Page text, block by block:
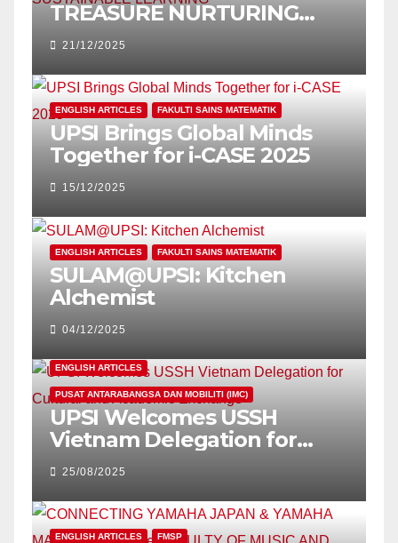
TREASURE NURTURING
YOUNG MINDS THROUGH
SUSTAINABLE LEARNING
21/12/2025
ENGLISH ARTICLES FAKULTI SAINS MATEMATIK
UPSI Brings Global Minds
Together for i-CASE 2025
15/12/2025
ENGLISH ARTICLES FAKULTI SAINS MATEMATIK
SULAM@UPSI: Kitchen
Alchemist
04/12/2025
ENGLISH ARTICLES
PUSAT ANTARABANGSA DAN MOBILITI (IMC)
UPSI Welcomes USSH
Vietnam Delegation for
Cultural and Academic
Exchange
25/08/2025
ENGLISH ARTICLES FMSP